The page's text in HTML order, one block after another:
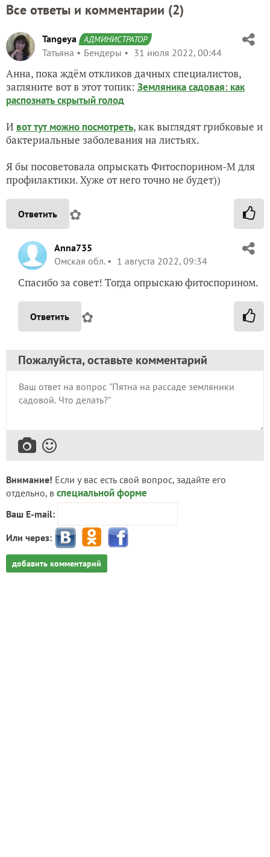
Все ответы и комментарии (2)
Tangeya АДМИНИСТРАТОР
Татьяна Бендеры 31 июля 2022, 00:44
Анна, пока ждём откликов дачных специалистов,
загляните вот в этот топик: Земляника садовая: как
распознать скрытый голод
И вот тут можно посмотреть, как выглядят грибковые и
бактериальные заболевания на листьях.
Я бы посоветовала опрыскать Фитоспорином-М для
профилактики. Хуже от него точно не будет))
Ответить ✿
Anna735
Омская обл.
1 августа 2022, 09:34
Спасибо за совет! Тогда опрыскаю фитоспорином.
Ответить ✿
Пожалуйста, оставьте комментарий
Внимание! Если у вас есть свой вопрос, задайте его
отдельно, в специальной форме
Ваш E-mail:
Или через:
добавить комментарий